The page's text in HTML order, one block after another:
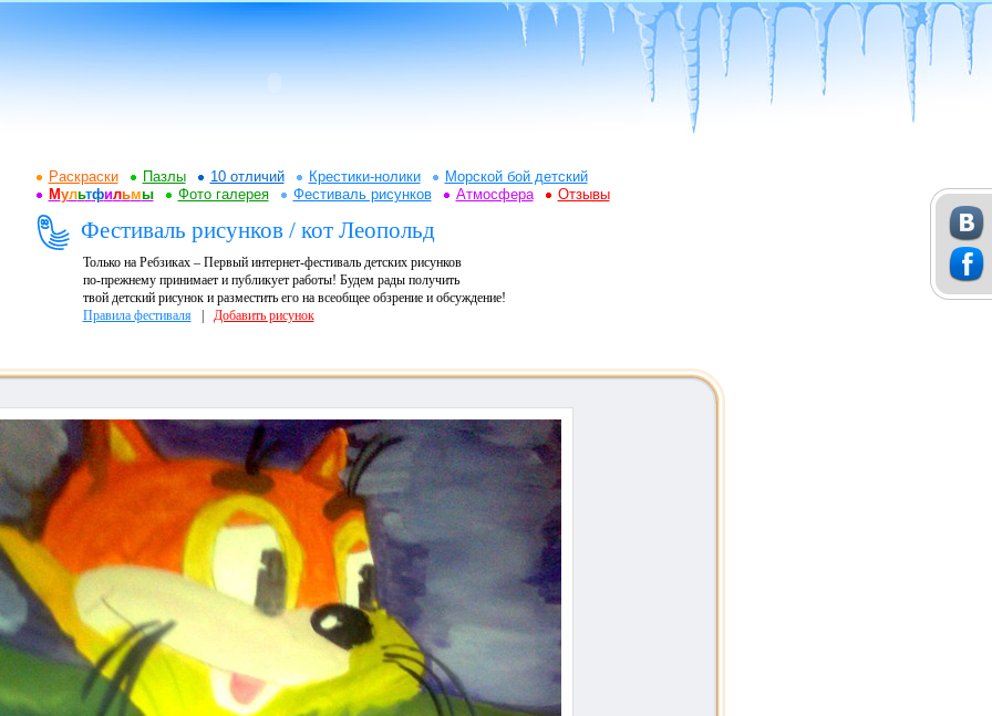
Раскраски Пазлы 10 отличий Крестики-нолики
Морской бой детский
Мультфильмы Фото галерея Фестиваль рисунков Атмосфера Отзывы
Фестиваль рисунков / кот Леопольд
Только на Ребзиках – Первый интернет-фестиваль детских рисунков
по-прежнему принимает и публикует работы! Будем рады получить
твой детский рисунок и разместить его на всеобщее обзрение и обсуждение!
Правила фестиваля| Добавить рисунок